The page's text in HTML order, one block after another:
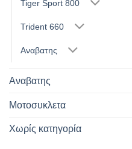
Tiger Sport 800
Trident 660
Αναβατης
Αναβατης
Μοτοσυκλετα
Χωρίς κατηγορία